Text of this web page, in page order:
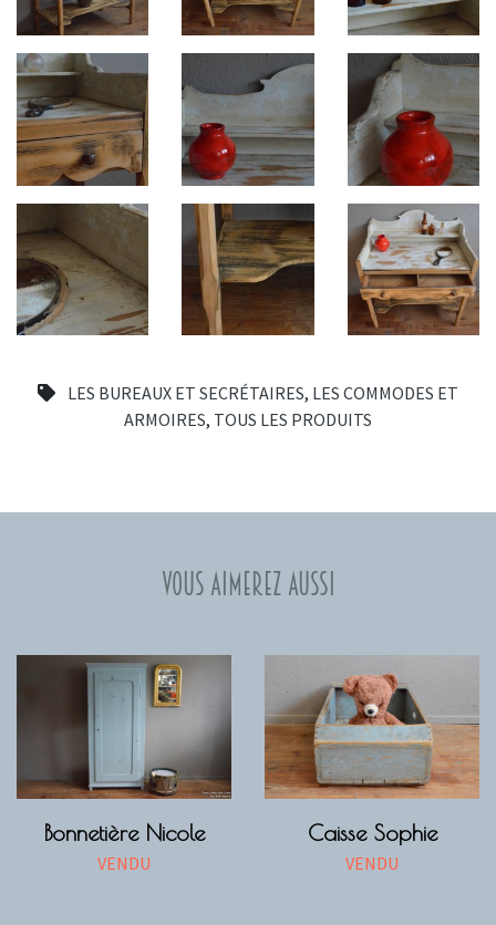
LES BUREAUX ET SECRÉTAIRES, LES COMMODES ET
ARMOIRES, TOUS LES PRODUITS
Vous aimerez aussi
Bonnetière Nicole
VENDU
Caisse Sophie
VENDU